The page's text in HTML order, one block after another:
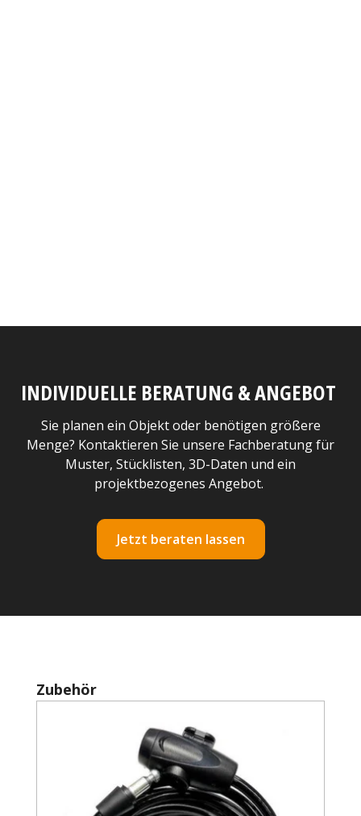
INDIVIDUELLE BERATUNG & ANGEBOT
Sie planen ein Objekt oder benötigen größere
Menge? Kontaktieren Sie unsere Fachberatung für
Muster, Stücklisten, 3D-Daten und ein
projektbezogenes Angebot.
Jetzt beraten lassen
Produktgalerie überspringen
Zubehör